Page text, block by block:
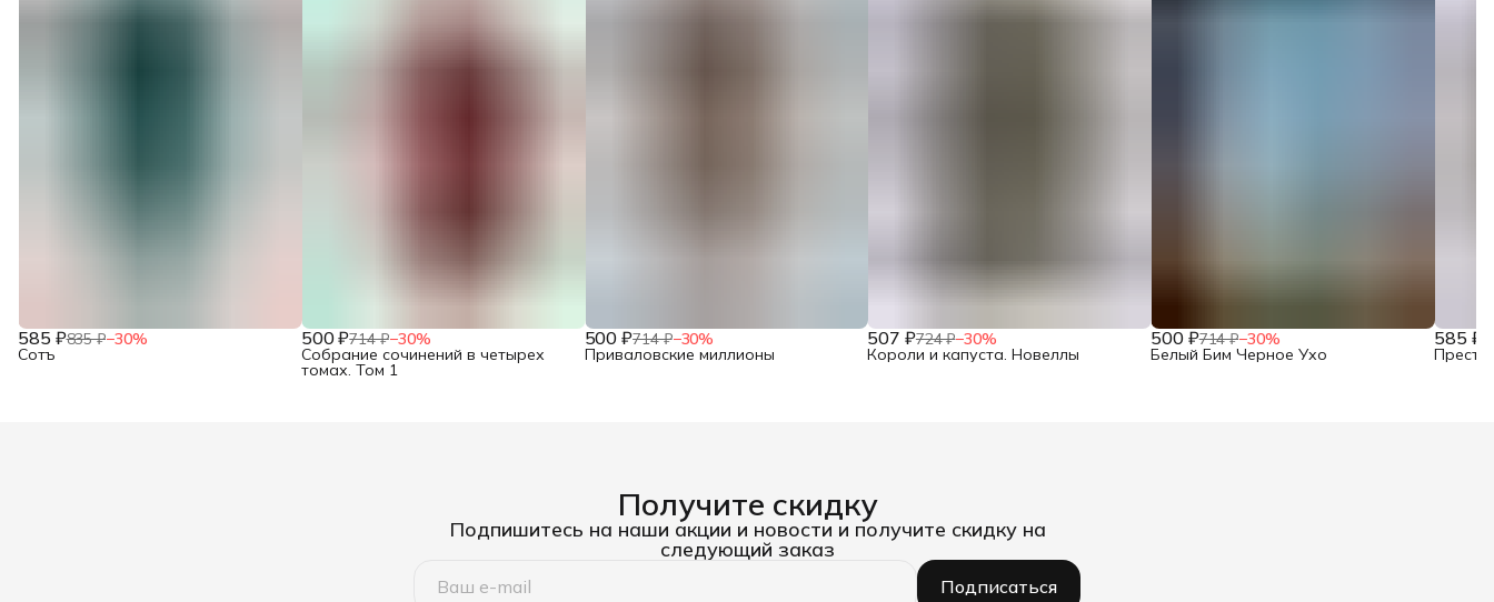
585 ₽835 ₽−30%
Сотъ
500 ₽714 ₽−30%
Собрание сочинений в четырех
томах. Том 1
500 ₽714 ₽−30%
Приваловские миллионы
507 ₽724 ₽−30%
Короли и капуста. Новеллы
500 ₽714 ₽−30%
Белый Бим Черное Ухо
585 ₽
Получите скидку
Подпишитесь на наши акции и новости и получите скидку на
следующий заказ
Подписаться